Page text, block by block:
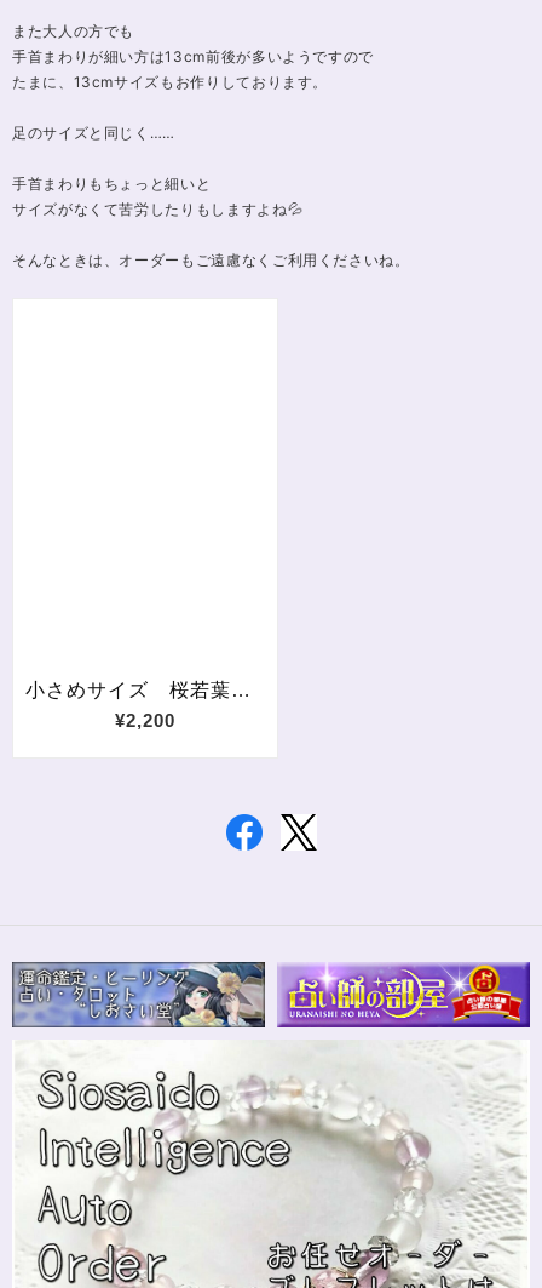
また大人の方でも
手首まわりが細い方は13cm前後が多いようですので
たまに、13cmサイズもお作りしております。
足のサイズと同じく……
手首まわりもちょっと細いと
サイズがなくて苦労したりもしますよね💦
そんなときは、オーダーもご遠慮なくご利用くださいね。